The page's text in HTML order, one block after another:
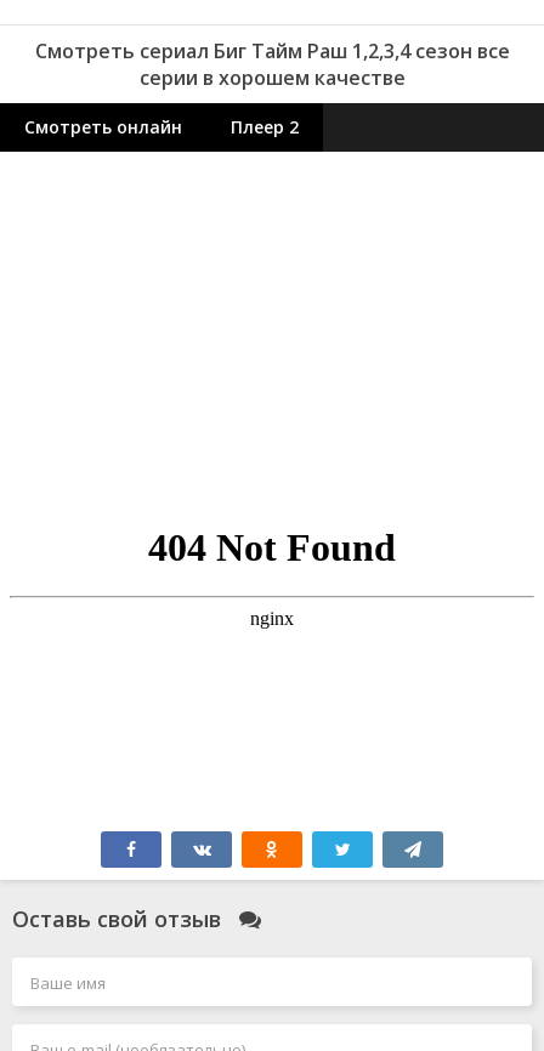
Смотреть сериал Биг Тайм Раш 1,2,3,4 сезон все
серии в хорошем качестве
Смотреть онлайн Плеер 2
Оставь свой отзыв